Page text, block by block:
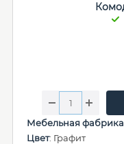
Мебельная фабрика
Цвет: Графит